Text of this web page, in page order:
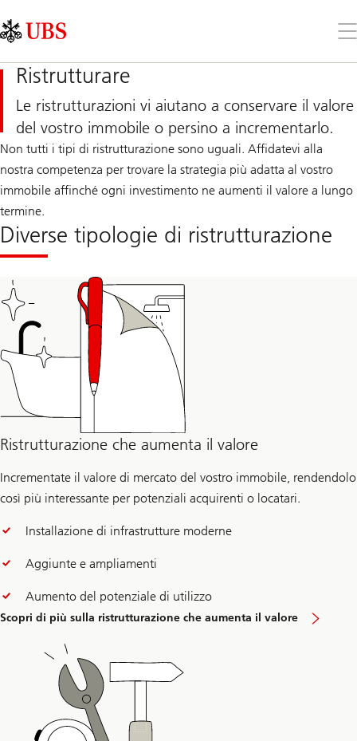
Links
Area
il
Ristrutturare
Le ristrutturazioni vi aiutano a conservare il valore
del vostro immobile o persino a incrementarlo.
Non tutti i tipi di ristrutturazione sono uguali. Affidatevi alla
nostra competenza per trovare la strategia più adatta al vostro
immobile affinché ogni investimento ne aumenti il valore a lungo
termine.
Diverse tipologie di ristrutturazione
Ristrutturazione che aumenta il valore
Incrementate il valore di mercato del vostro immobile, rendendolo
così più interessante per potenziali acquirenti o locatari.
Installazione di infrastrutture moderne
Aggiunte e ampliamenti
Aumento del potenziale di utilizzo
Scopri di più sulla ristrutturazione che aumenta il valore